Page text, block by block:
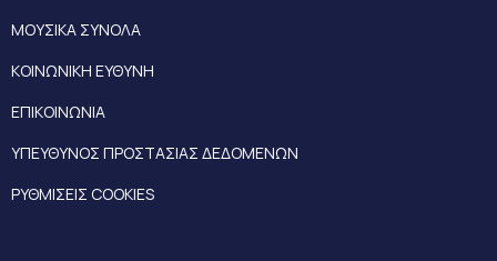
ΜΟΥΣΙΚΑ ΣΥΝΟΛΑ
ΚΟΙΝΩΝΙΚΗ ΕΥΘΥΝΗ
ΕΠΙΚΟΙΝΩΝΙΑ
ΥΠΕΥΘΥΝΟΣ ΠΡΟΣΤΑΣΙΑΣ ΔΕΔΟΜΕΝΩΝ
ΡΥΘΜΙΣΕΙΣ COOKIES